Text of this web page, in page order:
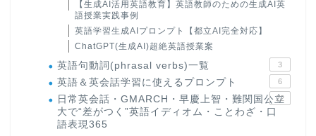
【生成AI活用英語教育】英語教師のための生成AI英
語授業実践事例
英語学習生成AIプロンプト【都立AI完全対応】
ChatGPT(生成AI)超絶英語授業案
英語句動詞(phrasal verbs)一覧 3
英語＆英会話学習に使えるプロンプト 6
日常英会話・GMARCH・早慶上智・難関国公立
大で“差がつく”英語イディオム・ことわざ・口
語表現365
22